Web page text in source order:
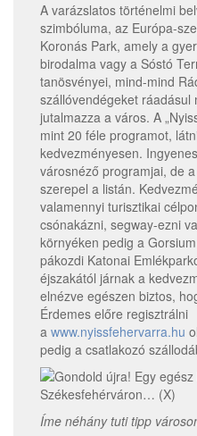
A varázslatos történelmi
szimbóluma, az Európa-
Koronás Park, amely a
birodalma vagy a Sóstó
tanösvényei, mind-mind
szállóvendégeket ráadásul
jutalmazza a város. A
mint 20 féle programot,
kedvezményesen.
városnéző programjai, de
szerepel a listán.
valamennyi turisztikai
csónakázni, segway-ezni
környéken pedig a
pákozdi Katonai
éjszakától járnak a
elnézve egészen biztos,
Érdemes előre regisztrálni
a www.nyissfehervarra.hu
pedig a csatlakozó
Íme néhány tuti tipp